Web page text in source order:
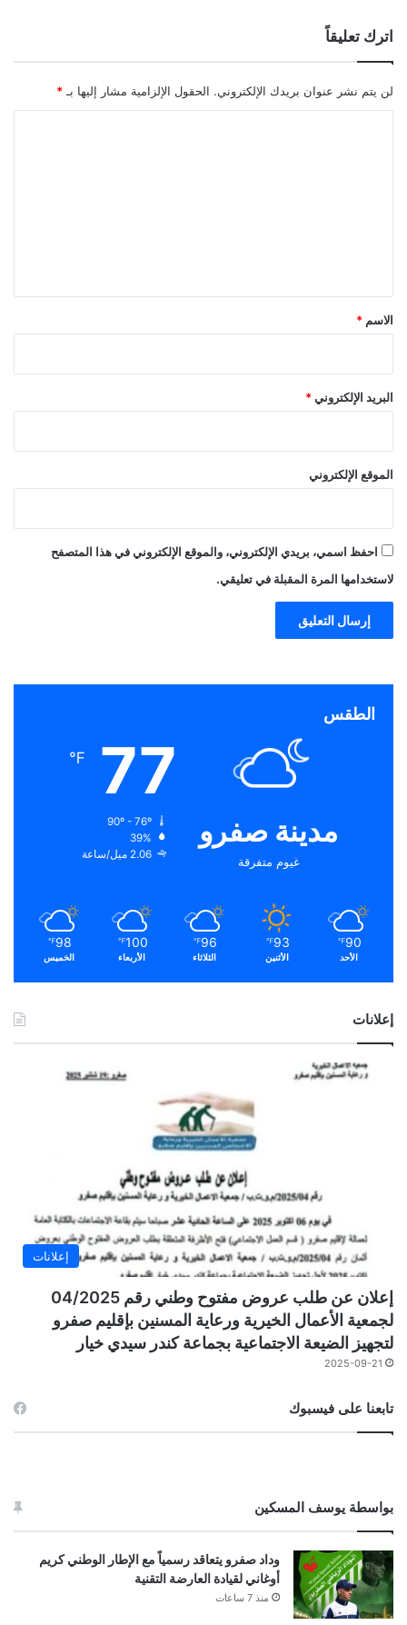
اترك تعليقاً
لن يتم نشر عنوان بريدك الإلكتروني. الحقول الإلزامية مشار إليها بـ *
*
الاسم *
البريد الإلكتروني *
الموقع الإلكتروني
احفظ اسمي، بريدي الإلكتروني، والموقع الإلكتروني في هذا المتصفح
لاستخدامها المرة المقبلة في تعليقي.
الطقس
مدينة صفرو
غيوم متفرقة
77
℉
39%
2.06 ميل/ساعة
90
℉
الأحد
93
℉
الأثنين
96
℉
الثلاثاء
100
℉
الأربعاء
98
℉
الخميس
إعلانات
إعلانات
إعلان عن طلب عروض مفتوح وطني رقم 04/2025
لجمعية الأعمال الخيرية ورعاية المسنين بإقليم صفرو
لتجهيز الضيعة الاجتماعية بجماعة كندر سيدي خيار
2025-09-21
تابعنا على فيسبوك
بواسطة يوسف المسكين
وداد صفرو يتعاقد رسمياً مع الإطار الوطني كريم
أوغاني لقيادة العارضة التقنية
منذ 7 ساعات